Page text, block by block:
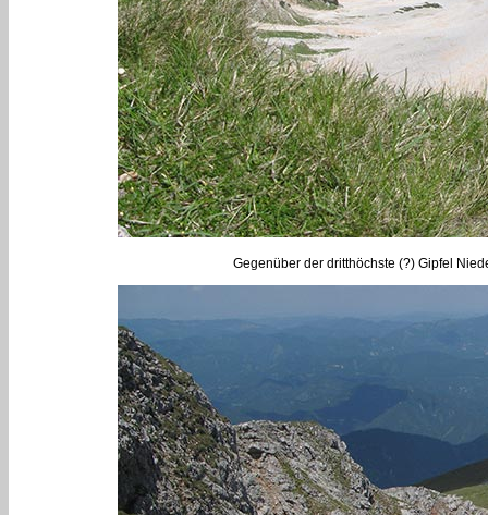
Gegenüber der dritthöchste (?) Gipfel